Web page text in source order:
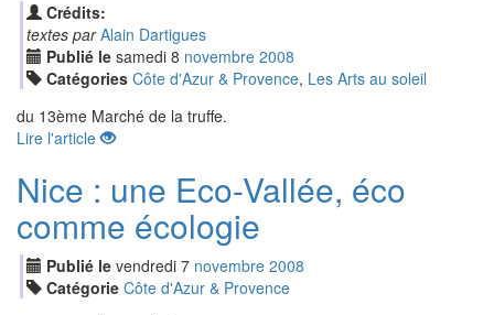
Crédits:
textes par Alain Dartigues
Publié le samedi 8 novembre 2008
Catégories Côte d'Azur & Provence, Les Arts au soleil
du 13ème Marché de la truffe.
Lire l'article
Nice : une Eco-Vallée, éco
comme écologie
Publié le vendredi 7 novembre 2008
Catégorie Côte d'Azur & Provence